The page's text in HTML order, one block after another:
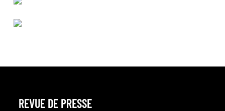
REVUE DE PRESSE